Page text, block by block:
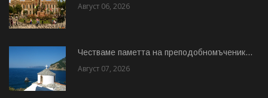
Август 06, 2026
Честваме паметта на преподобномъченик...
Август 07, 2026